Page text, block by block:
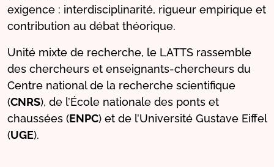
exigence : interdisciplinarité, rigueur empirique et
contribution au débat théorique.
Unité mixte de recherche, le LATTS rassemble
des chercheurs et enseignants-chercheurs du
Centre national de la recherche scientifique
(CNRS), de l’École nationale des ponts et
chaussées (ENPC) et de l’Université Gustave Eiffel
(UGE).